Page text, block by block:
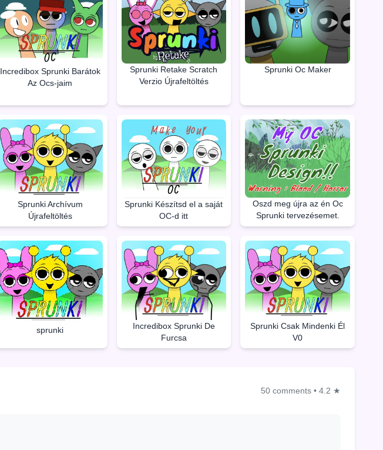
Incredibox Sprunki Barátok
Az Ocs-jaim
Sprunki Retake Scratch
Verzio Újrafeltöltés
Sprunki Oc Maker
Sprunki Archívum
Újrafeltöltés
Sprunki Készítsd el a saját
OC-d itt
Oszd meg újra az én Oc
Sprunki tervezésemet.
sprunki
Incredibox Sprunki De
Furcsa
Sprunki Csak Mindenki Él
V0
50 comments • 4.2 ★